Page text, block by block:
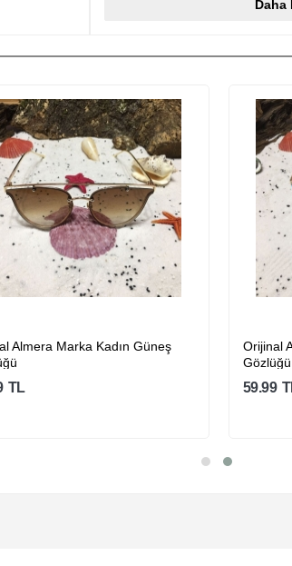
Daha
Marka Kadın Güneş
Orijinal Almera
Gözlüğü
TL